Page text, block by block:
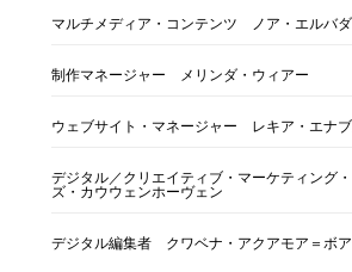
マルチメディア・コンテンツ ノア・エルバ
制作マネージャー メリンダ・ウィアー
ウェブサイト・マネージャー レキア・エナ
デジタル／クリエイティブ・マーケティング
ズ・カウウェンホーヴェン
デジタル編集者 クワベナ・アクアモア＝ボ